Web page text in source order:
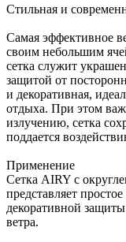
Стильная и
Самая эффективное
своим небольшим
сетка служит
защитой от
и декоративная,
отдыха. При этом
излучению, сетка
поддается
Применение
Сетка AIRY с
представляет
декоративной
ветра.